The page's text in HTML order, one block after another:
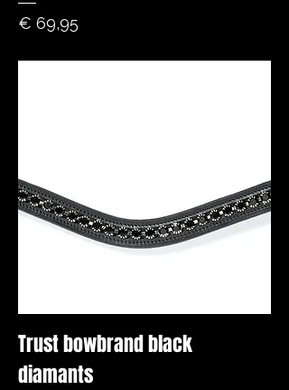
Prijs
€ 69,95
Trust bowbrand black
diamants